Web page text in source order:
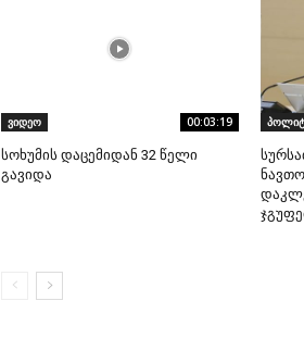
ვიდეო 00:03:19
სოხუმის დაცემიდან 32 წელი
გავიდა